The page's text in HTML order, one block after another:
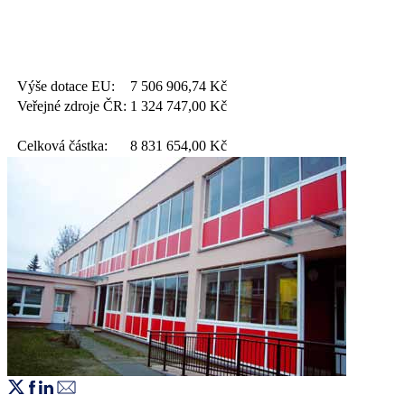
Výše dotace EU: 7 506 906,74 Kč
Veřejné zdroje ČR: 1 324 747,00 Kč
Celková částka: 8 831 654,00 Kč